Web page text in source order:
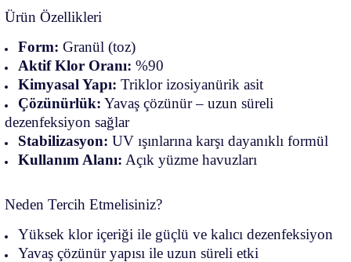
Ürün Özellikleri
Form: Granül (toz)
Aktif Klor Oranı: %90
Kimyasal Yapı: Triklor izosiyanürik asit
Çözünürlük: Yavaş çözünür – uzun süreli
dezenfeksiyon sağlar
Stabilizasyon: UV ışınlarına karşı dayanıklı formül
Kullanım Alanı: Açık yüzme havuzları
Neden Tercih Etmelisiniz?
Yüksek klor içeriği ile güçlü ve kalıcı dezenfeksiyon
Yavaş çözünür yapısı ile uzun süreli etki